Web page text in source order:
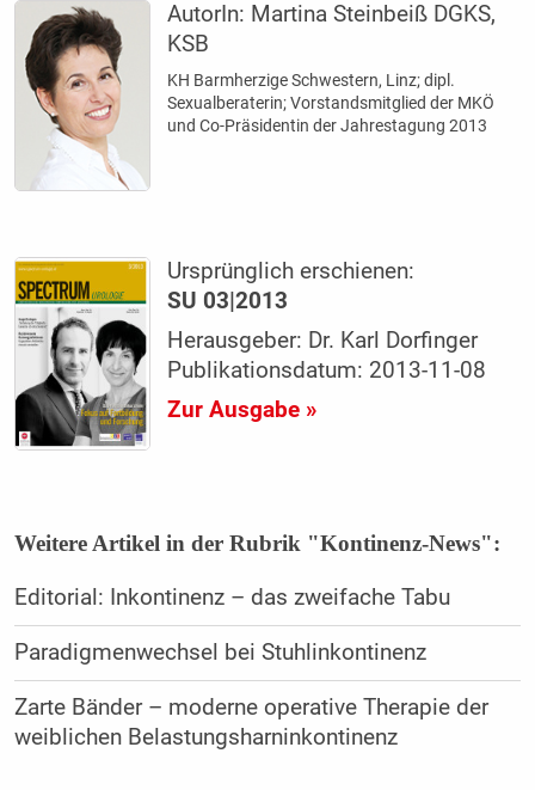
AutorIn: Martina Steinbeiß DGKS,
KSB
KH Barmherzige Schwestern, Linz; dipl.
Sexualberaterin; Vorstandsmitglied der MKÖ
und Co-Präsidentin der Jahrestagung 2013
Ursprünglich erschienen:
SU 03|2013
Herausgeber: Dr. Karl Dorfinger
Publikationsdatum: 2013-11-08
Zur Ausgabe »
Weitere Artikel in der Rubrik "Kontinenz-News":
Editorial: Inkontinenz – das zweifache Tabu
Paradigmenwechsel bei Stuhlinkontinenz
Zarte Bänder – moderne operative Therapie der
weiblichen Belastungsharninkontinenz